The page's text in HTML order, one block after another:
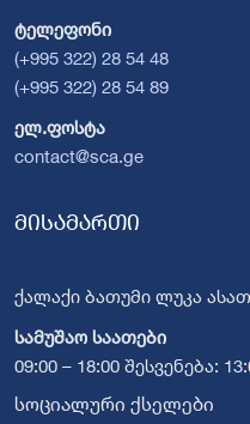
ტელეფონი
(+995 322) 28 54 48
(+995 322) 28 54 89
ელ.ფოსტა
contact@sca.ge
მისამართი
ქალაქი ბათუმი ლუკა
სამუშაო საათები
09:00 – 18:00 შესვენება:
სოციალური ქსელები